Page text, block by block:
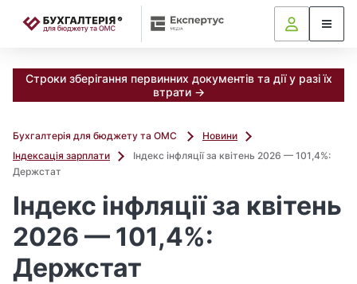
Строки зберігання первинних документів та дії у разі їх
втрати →
Бухгалтерія для бюджету та ОМС
Новини
Індексація зарплати
Індекс інфляції за квітень 2026 — 101,4%:
Держстат
Індекс інфляції за квітень
2026 — 101,4%:
Держстат